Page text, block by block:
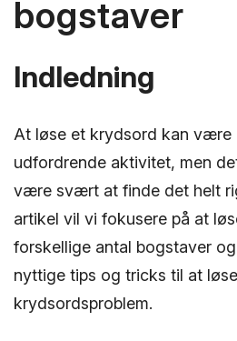
bogstaver
Indledning
At løse et krydsord kan være
udfordrende aktivitet, men
være svært at finde det helt
artikel vil vi fokusere på at
forskellige antal bogstaver
nyttige tips og tricks til at
krydsordsproblem.